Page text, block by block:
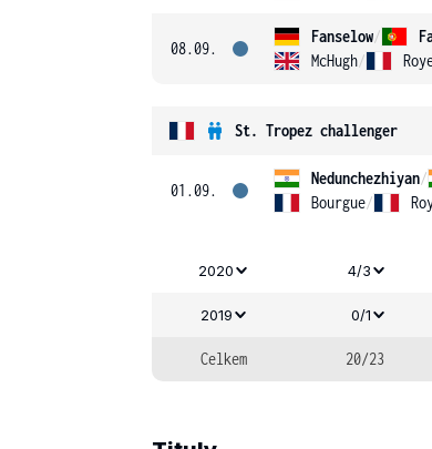
08.09.
Fanselow/
McHugh/
St. Tropez challenger
01.09.
Nedunchezhiyan/
Bourgue/
2020 4/3
2019 0/1
Celkem 20/23